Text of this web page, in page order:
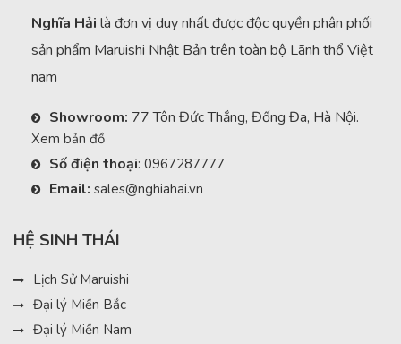
Nghĩa Hải là đơn vị duy nhất được độc quyền phân phối
sản phẩm Maruishi Nhật Bản trên toàn bộ Lãnh thổ Việt
nam
Showroom: 77 Tôn Đức Thắng, Đống Đa, Hà Nội.
Xem bản đồ
Số điện thoại: 0967287777
Email: sales@nghiahai.vn
HỆ SINH THÁI
Lịch Sử Maruishi
Đại lý Miền Bắc
Đại lý Miền Nam